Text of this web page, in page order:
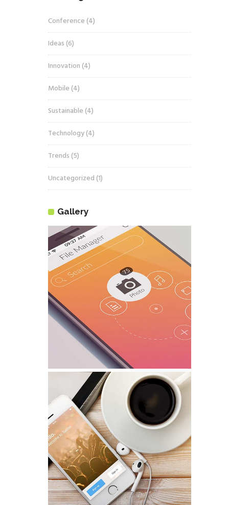
Conference (4)
Ideas (6)
Innovation (4)
Mobile (4)
Sustainable (4)
Technology(4)
Trends (5)
Uncategorized (1)
Gallery